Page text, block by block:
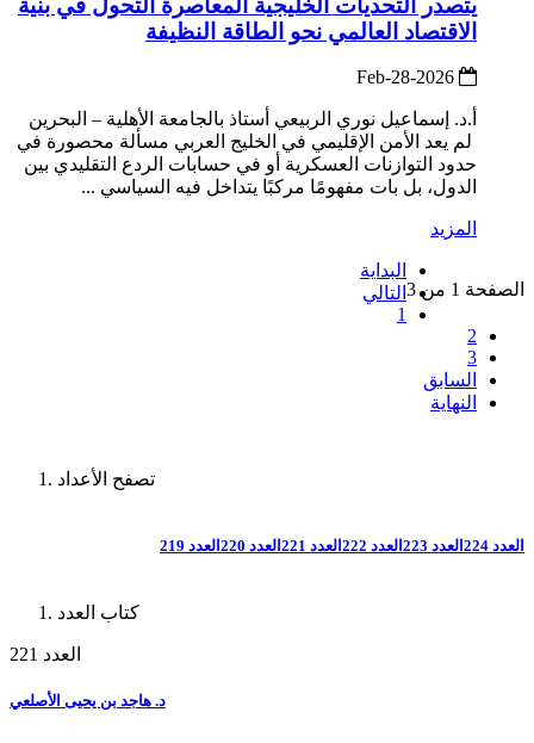
الاقتصاد العالمي نحو الطاقة النظيفة
أ.د. إسماعيل نوري الربيعي أستاذ بالجامعة الأهلية – البحرين
لم يعد الأمن الإقليمي في الخليج العربي مسألة محصورة في
حدود التوازنات العسكرية أو في حسابات الردع التقليدي بين
الدول، بل بات مفهومًا مركبًا يتداخل فيه السياسي ...
المزيد
الصفحة 1 من 3
البداية
التالي
1
2
3
السابق
النهاية
تصفح الأعداد
العدد 224 العدد 223 العدد 222 العدد 221 العدد 220 العدد 219
كتاب العدد
العدد 221
د. هاجد بن يحيى الأصلعي